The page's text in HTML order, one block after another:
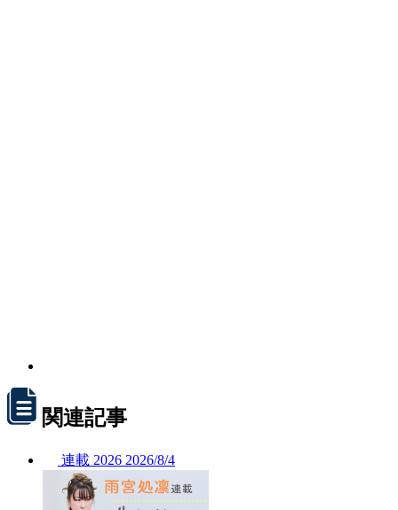
関連記事
連載 2026 2026/8/4